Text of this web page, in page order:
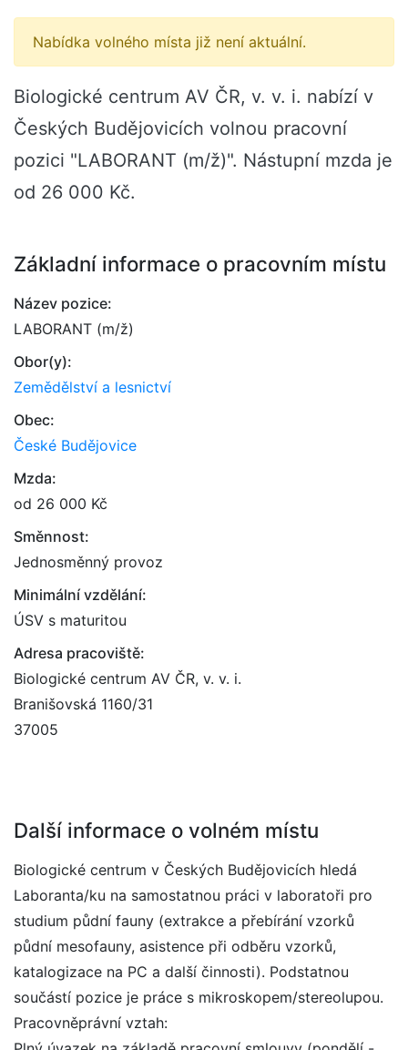
Nabídka volného místa již není aktuální.
Biologické centrum AV ČR, v. v. i. nabízí v
Českých Budějovicích volnou pracovní
pozici "LABORANT (m/ž)". Nástupní mzda je
od 26 000 Kč.
Základní informace o pracovním místu
Název pozice:
LABORANT (m/ž)
Obor(y):
Zemědělství a lesnictví
Obec:
České Budějovice
Mzda:
od 26 000 Kč
Směnnost:
Jednosměnný provoz
Minimální vzdělání:
ÚSV s maturitou
Adresa pracoviště:
Biologické centrum AV ČR, v. v. i.
Branišovská 1160/31
37005
Další informace o volném místu
Biologické centrum v Českých Budějovicích hledá
Laboranta/ku na samostatnou práci v laboratoři pro
studium půdní fauny (extrakce a přebírání vzorků
půdní mesofauny, asistence při odběru vzorků,
katalogizace na PC a další činnosti). Podstatnou
součástí pozice je práce s mikroskopem/stereolupou.
Pracovněprávní vztah: